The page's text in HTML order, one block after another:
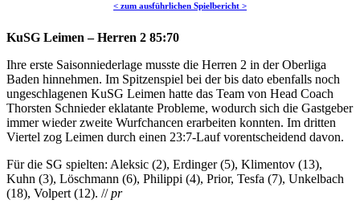
< zum ausführlichen Spielbericht >
KuSG Leimen – Herren 2 85:70
Ihre erste Saisonniederlage musste die Herren 2 in der Oberliga
Baden hinnehmen. Im Spitzenspiel bei der bis dato ebenfalls noch
ungeschlagenen KuSG Leimen hatte das Team von Head Coach
Thorsten Schnieder eklatante Probleme, wodurch sich die Gastgeber
immer wieder zweite Wurfchancen erarbeiten konnten. Im dritten
Viertel zog Leimen durch einen 23:7-Lauf vorentscheidend davon.
Für die SG spielten: Aleksic (2), Erdinger (5), Klimentov (13),
Kuhn (3), Löschmann (6), Philippi (4), Prior, Tesfa (7), Unkelbach
(18), Volpert (12). //pr